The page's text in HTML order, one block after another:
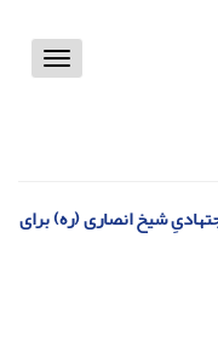
Toggle
شیخ انصاری (ره) برای